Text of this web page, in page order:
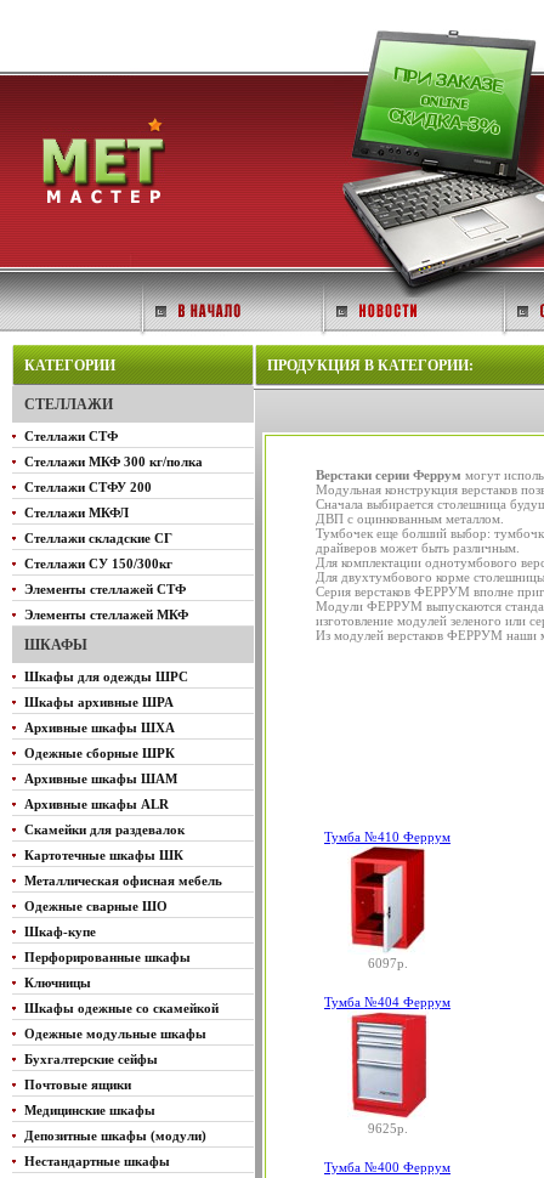
КАТЕГОРИИ
СТЕЛЛАЖИ
Стеллажи СТФ
Стеллажи МКФ 300 кг/полка
Стеллажи СТФУ 200
Стеллажи МКФЛ
Стеллажи складские СГ
Стеллажи СУ 150/300кг
Элементы стеллажей СТФ
Элементы стеллажей МКФ
ШКАФЫ
Шкафы для одежды ШРС
Шкафы архивные ШРА
Архивные шкафы ШХА
Одежные сборные ШРК
Архивные шкафы ШАМ
Архивные шкафы ALR
Скамейки для раздевалок
Картотечные шкафы ШК
Металлическая офисная мебель
Одежные сварные ШО
Шкаф-купе
Перфорированные шкафы
Ключницы
Шкафы одежные со скамейкой
Одежные модульные шкафы
Бухгалтерские сейфы
Почтовые ящики
Медицинские шкафы
Депозитные шкафы (модули)
Нестандартные шкафы
ПРОДУКЦИЯ В КАТЕГОРИИ:
Верстаки серии Феррум могут
Модульная конструкция верстаков
Сначала выбирается столешница
ДВП с оцинкованным металлом
Тумбочек еще болший выбор:
драйверов может быть различным.
Для комплектации однотумбового
Для двухтумбового корме
Серия верстаков ФЕРРУМ вполне
Модули ФЕРРУМ выпускаются
изготовление модулей зеленого или
Из модулей верстаков ФЕРРУМ наши
Тумба №410 Феррум
6097р.
Тумба №404 Феррум
9625р.
Тумба №400 Феррум